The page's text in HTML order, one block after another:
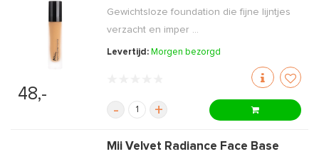
48,-
Gewichtsloze foundation die fijne lijntjes
verzacht en imper ...
Levertijd: Morgen bezorgd
- +
Mii Velvet Radiance Face Base